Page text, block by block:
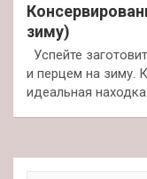
зиму)
Успейте
и перцем на зиму.
идеальная